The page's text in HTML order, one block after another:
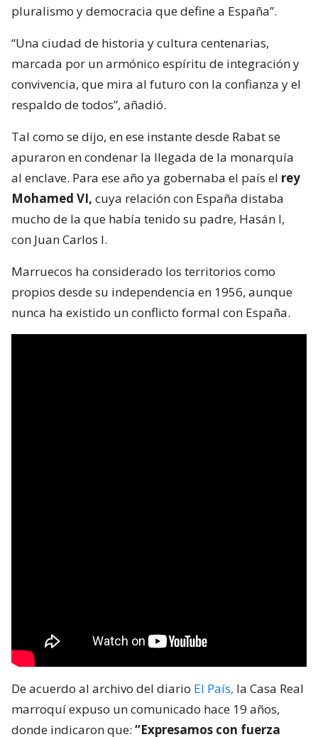
pluralismo y democracia que define a España”.
“Una ciudad de historia y cultura centenarias,
marcada por un armónico espíritu de integración y
convivencia, que mira al futuro con la confianza y el
respaldo de todos”, añadió.
Tal como se dijo, en ese instante desde Rabat se
apuraron en condenar la llegada de la monarquía
al enclave. Para ese año ya gobernaba el país el rey
Mohamed VI, cuya relación con España distaba
mucho de la que había tenido su padre, Hasán I,
con Juan Carlos I.
Marruecos ha considerado los territorios como
propios desde su independencia en 1956, aunque
nunca ha existido un conflicto formal con España.
De acuerdo al archivo del diario El País, la Casa Real
marroquí expuso un comunicado hace 19 años,
donde indicaron que: “Expresamos con fuerza